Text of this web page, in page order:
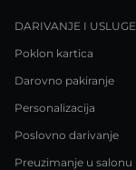
DARIVANJE I USLUGE
Poklon kartica
Darovno pakiranje
Personalizacija
Poslovno darivanje
Preuzimanje u salonu